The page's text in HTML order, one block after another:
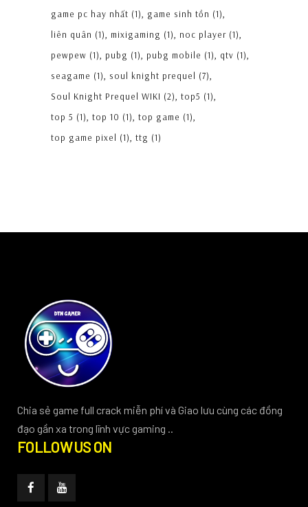
game pc hay nhất (1) game sinh tồn (1)
liên quân (1) mixigaming (1) noc player (1)
pewpew (1) pubg (1) pubg mobile (1) qtv (1)
seagame (1) soul knight prequel (7)
Soul Knight Prequel WIKI (2) top5 (1)
top 5 (1) top 10 (1) top game (1)
top game pixel (1) ttg (1)
Chia sẻ game full crack miễn phí và Giao lưu cùng các đồng
đạo gần xa trong lĩnh vực gaming ..
FOLLOW US ON